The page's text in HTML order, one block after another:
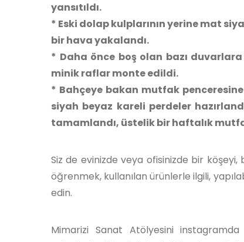
yansıtıldı.
* Eski dolap kulplarının yerine mat
bir hava yakalandı.
* Daha önce boş olan bazı
minik raflar monte edildi.
* Bahçeye bakan mutfak
siyah beyaz kareli perdeler
tamamlandı, üstelik bir haftalık
Siz de evinizde veya ofisinizde bir
öğrenmek, kullanılan ürünlerle ilgili,
edin.
Mimarizi Sanat Atölyesini instagramda